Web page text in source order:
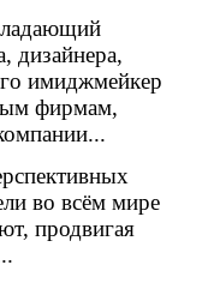
дизайнера,
имиджмейкер
фирмам,
во всём мире
продвигая